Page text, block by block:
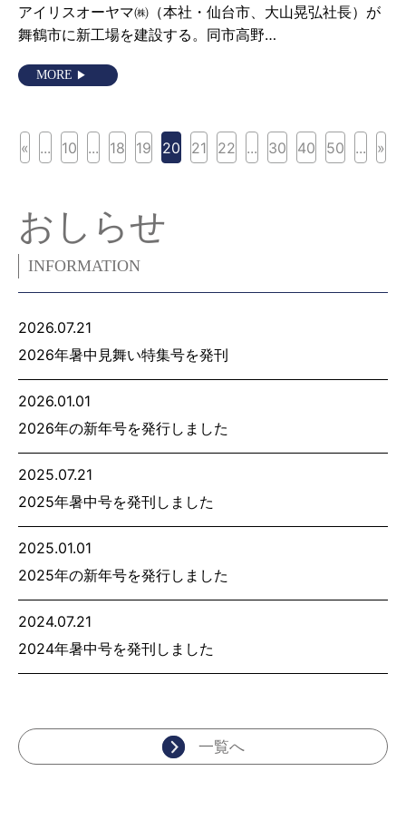
アイリスオーヤマ㈱（本社・仙台市、大山晃弘社長）が
舞鶴市に新工場を建設する。同市高野…
MORE
« ... 10 ... 18 19 20 21 22 ... 30 40 50 ... »
おしらせ
INFORMATION
2026.07.21
2026年暑中見舞い特集号を発刊
2026.01.01
2026年の新年号を発行しました
2025.07.21
2025年暑中号を発刊しました
2025.01.01
2025年の新年号を発行しました
2024.07.21
2024年暑中号を発刊しました
一覧へ